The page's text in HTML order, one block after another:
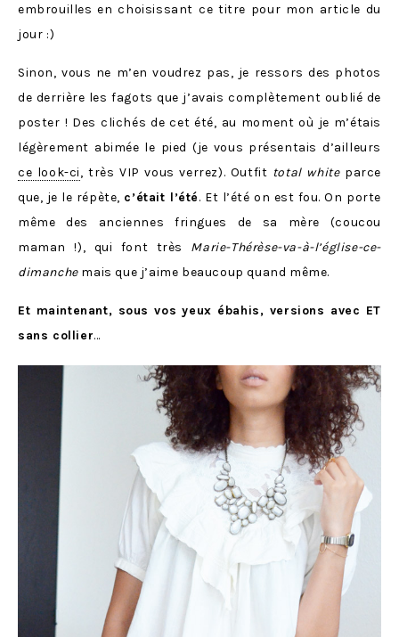
embrouilles en choisissant ce titre pour mon article du
jour :)
Sinon, vous ne m’en voudrez pas, je ressors des photos
de derrière les fagots que j’avais complètement oublié de
poster ! Des clichés de cet été, au moment où je m’étais
légèrement abimée le pied (je vous présentais d’ailleurs
ce look-ci, très VIP vous verrez). Outfit total whiteparce
que, je le répète, c’était l’été. Et l’été on est fou. On porte
même des anciennes fringues de sa mère (coucou
maman !), qui font très Marie-Thérèse-va-à-l’église-ce-
dimanchemais que j’aime beaucoup quand même.
Et maintenant, sous vos yeux ébahis, versions avec ET
sans collier…